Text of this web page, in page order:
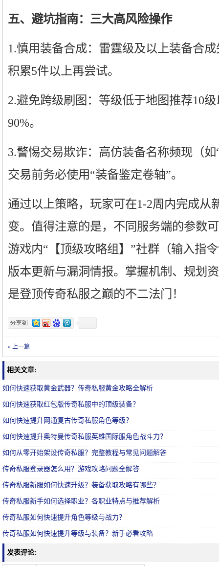
五、避坑指南：三大高风险操作
1.慎用装备合成：雷霆级及以上装备合
积累5件以上再尝试。
2.避免跨级刷图：等级低于地图推荐10
90%。
3.警惕交易欺诈：高仿装备名称频现（如
交易前务必使用“装备鉴定卷轴”。
通过以上策略，玩家可在1-2周内完成从
变。值得注意的是，不同服务端的参数
游戏内“【顶级攻略组】”社群（输入指
版本更新与漏洞情报。掌握机制、规
是登顶传奇私服之巅的不二法门！
« 上一篇
相关文章:
如何快速获取黄金武器？传奇私服黄金攻略全解析
如何快速获取红包版传奇私服中的顶级装备？
如何快速提升网通复古传奇私服角色等级？
如何快速提升奥特曼传奇私服英雄国际服角色战斗力？
如何从零开始架设传奇私服？完整教程与常见问题解答
传奇私服登录器怎么用？游戏攻略问题全解答
传奇私服新服如何快速升级？装备获取攻略有哪些？
传奇私服新手如何选择职业？各职业特点与推荐解析
传奇私服如何快速提升角色等级与战力？
传奇私服如何快速提升等级与装备？新手必看攻略
发表评论: